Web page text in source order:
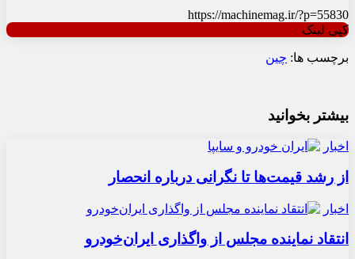
https://machinemag.ir/?p=55830
کپی لینک
برچسب ها: چین
بیشتر بخوانید
اخبار
از رشد قیمت‌ها تا نگرانی درباره انحصار
اخبار
انتقاد نماینده مجلس از واگذاری ایران‌خودرو